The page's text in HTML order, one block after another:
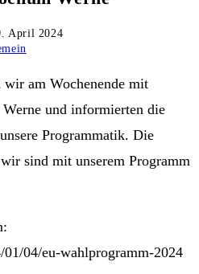
April 2024
wir am Wochenende mit
und informierten die
Programmatik. Die
sind mit unserem Programm
04/eu-wahlprogramm-2024